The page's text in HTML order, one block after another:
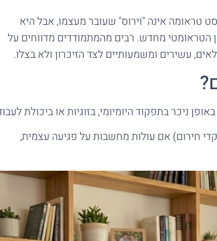
טראומה אינה "וירוס" שעובר מעצמו, אבל היא
הטראומטי מחדש. רבים מהמתמודדים מדווחים על
עשירים ומשמעותיים לצד הזיכרון ולא בצלו.
ניכר בתפקוד היומיומי, בזוגיות או ביכולת
חירום) אם עולות מחשבות על פגיעה עצמית,